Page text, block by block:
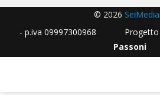
© 2026
- p.iva 09997300968 Progetto
Passoni